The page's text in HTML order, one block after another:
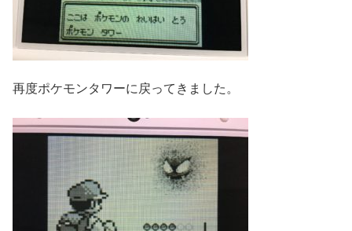
再度ポケモンタワーに戻ってきました。